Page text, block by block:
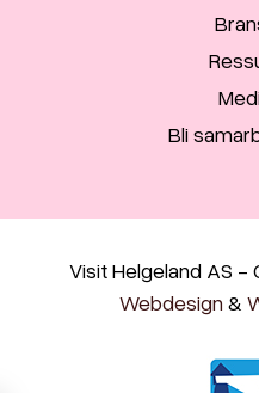
Bli
Visit Helgeland AS -
Webdesign &